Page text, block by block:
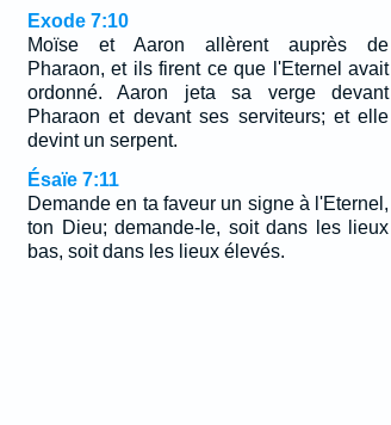
Exode 7:10
Moïse et Aaron allèrent auprès de
Pharaon, et ils firent ce que l'Eternel avait
ordonné. Aaron jeta sa verge devant
Pharaon et devant ses serviteurs; et elle
devint un serpent.
Ésaïe 7:11
Demande en ta faveur un signe à l'Eternel,
ton Dieu; demande-le, soit dans les lieux
bas, soit dans les lieux élevés.